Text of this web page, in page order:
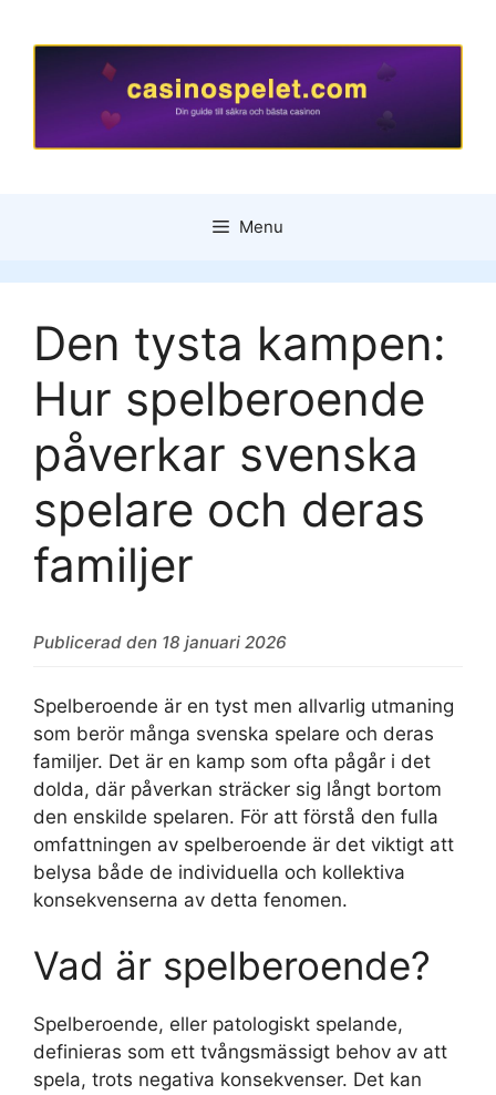
Menu
Den tysta kampen:
Hur spelberoende
påverkar svenska
spelare och deras
familjer
Publicerad den 18 januari 2026
Spelberoende är en tyst men allvarlig utmaning
som berör många svenska spelare och deras
familjer. Det är en kamp som ofta pågår i det
dolda, där påverkan sträcker sig långt bortom
den enskilde spelaren. För att förstå den fulla
omfattningen av spelberoende är det viktigt att
belysa både de individuella och kollektiva
konsekvenserna av detta fenomen.
Vad är spelberoende?
Spelberoende, eller patologiskt spelande,
definieras som ett tvångsmässigt behov av att
spela, trots negativa konsekvenser. Det kan